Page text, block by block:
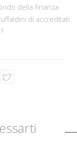
della finanza
di accreditati